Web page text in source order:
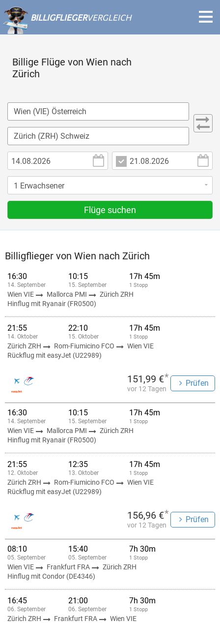
BILLIGFLIEGERVERGLEICH
Billige Flüge von Wien nach
Zürich
Flüge suchen
Billigflieger von Wien nach Zürich
16:30
14. September
10:15
15. September
17h 45m
1 Stopp
Wien VIE Mallorca PMI
Zürich ZRH
Hinflug mit Ryanair (FR0500)
21:55
14. Oktober
22:10
15. Oktober
17h 45m
1 Stopp
Zürich ZRH Rom-Fiumicino FCO
Wien VIE
Rückflug mit easyJet (U22989)
151,99 €*
vor 12 Tagen
Prüfen
16:30
14. September
10:15
15. September
17h 45m
1 Stopp
Wien VIE Mallorca PMI
Zürich ZRH
Hinflug mit Ryanair (FR0500)
21:55
12. Oktober
12:35
13. Oktober
17h 45m
1 Stopp
Zürich ZRH Rom-Fiumicino FCO
Wien VIE
Rückflug mit easyJet (U22989)
156,96 €*
vor 12 Tagen
Prüfen
08:10
05. September
15:40
05. September
7h 30m
1 Stopp
Wien VIE Frankfurt FRA
Zürich ZRH
Hinflug mit Condor (DE4346)
16:45
06. September
21:00
06. September
7h 30m
1 Stopp
Zürich ZRH Frankfurt FRA
Wien VIE